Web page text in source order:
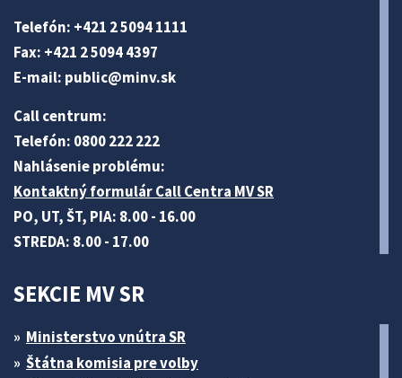
Telefón: +421 2 5094 1111
Fax: +421 2 5094 4397
E-mail: public@minv.sk
Call centrum:
Telefón: 0800 222 222
Nahlásenie problému:
Kontaktný formulár Call Centra MV SR
PO, UT, ŠT, PIA: 8.00 - 16.00
STREDA: 8.00 - 17.00
SEKCIE MV SR
Ministerstvo vnútra SR
Štátna komisia pre volby